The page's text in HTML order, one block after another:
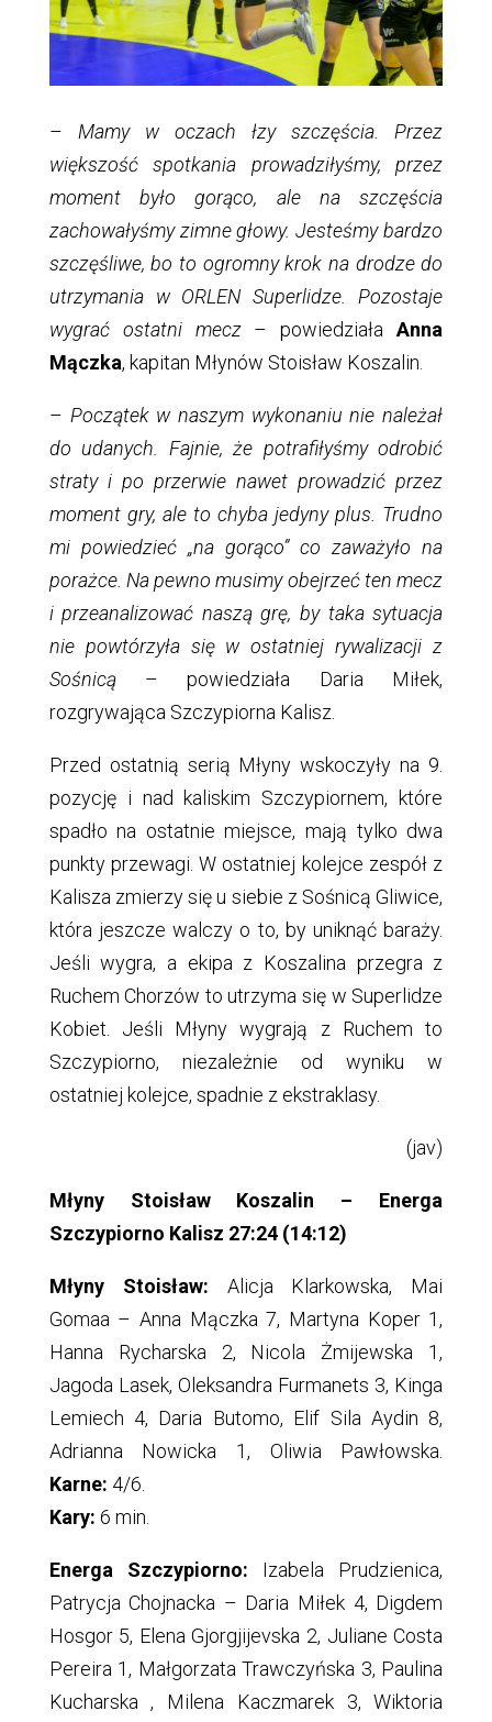
– Mamy w oczach łzy szczęścia. Przez
większość spotkania prowadziłyśmy, przez
moment było gorąco, ale na szczęścia
zachowałyśmy zimne głowy. Jesteśmy bardzo
szczęśliwe, bo to ogromny krok na drodze do
utrzymania w ORLEN Superlidze. Pozostaje
wygrać ostatni mecz– powiedziałaAnna
Mączka, kapitan Młynów Stoisław Koszalin.
– Początek w naszym wykonaniu nie należał
do udanych. Fajnie, że potrafiłyśmy odrobić
straty i po przerwie nawet prowadzić przez
moment gry, ale to chyba jedyny plus. Trudno
mi powiedzieć „na gorąco” co zaważyło na
porażce. Na pewno musimy obejrzeć ten mecz
i przeanalizować naszą grę, by taka sytuacja
nie powtórzyła się w ostatniej rywalizacji z
Sośnicą– powiedziała Daria Miłek,
rozgrywająca Szczypiorna Kalisz.
Przed ostatnią serią Młyny wskoczyły na 9.
pozycję i nad kaliskim Szczypiornem, które
spadło na ostatnie miejsce, mają tylko dwa
punkty przewagi. W ostatniej kolejce zespół z
Kalisza zmierzy się u siebie z Sośnicą Gliwice,
która jeszcze walczy o to, by uniknąć baraży.
Jeśli wygra, a ekipa z Koszalina przegra z
Ruchem Chorzów to utrzyma się w Superlidze
Kobiet. Jeśli Młyny wygrają z Ruchem to
Szczypiorno, niezależnie od wyniku w
ostatniej kolejce, spadnie z ekstraklasy.
(jav)
Młyny Stoisław Koszalin – Energa
Szczypiorno Kalisz 27:24 (14:12)
Młyny Stoisław: Alicja Klarkowska, Mai
Gomaa – Anna Mączka 7, Martyna Koper 1,
Hanna Rycharska 2, Nicola Żmijewska 1,
Jagoda Lasek, Oleksandra Furmanets 3, Kinga
Lemiech 4, Daria Butomo, Elif Sila Aydin 8,
Adrianna Nowicka 1, Oliwia Pawłowska.
Karne: 4/6.
Kary: 6 min.
Energa Szczypiorno: Izabela Prudzienica,
Patrycja Chojnacka – Daria Miłek 4, Digdem
Hosgor 5, Elena Gjorgjijevska 2, Juliane Costa
Pereira 1, Małgorzata Trawczyńska 3, Paulina
Kucharska , Milena Kaczmarek 3, Wiktoria